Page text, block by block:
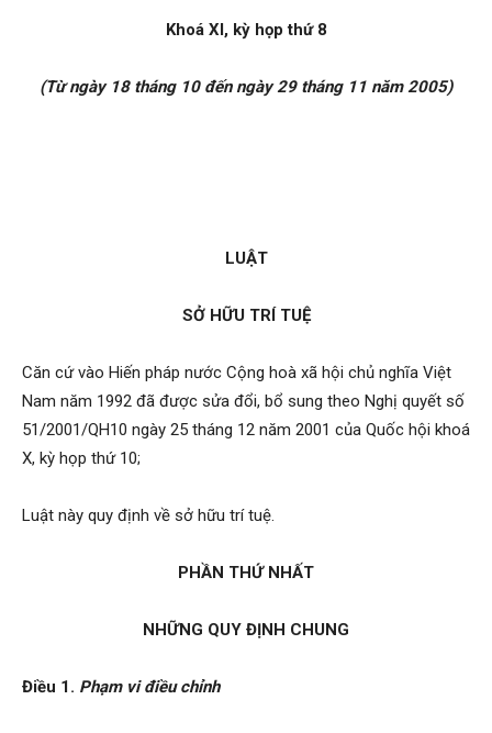
Khoá XI, kỳ họp thứ 8
(Từ ngày 18 tháng 10 đến ngày 29 tháng 11 năm 2005)
LUẬT
SỞ HỮU TRÍ TUỆ
Căn cứ vào Hiến pháp nước Cộng hoà xã hội chủ nghĩa Việt
Nam năm 1992 đã được sửa đổi, bổ sung theo Nghị quyết số
51/2001/QH10 ngày 25 tháng 12 năm 2001 của Quốc hội khoá
X, kỳ họp thứ 10;
Luật này quy định về sở hữu trí tuệ.
PHẦN THỨ NHẤT
NHỮNG QUY ĐỊNH CHUNG
Điều 1. Phạm vi điều chỉnh